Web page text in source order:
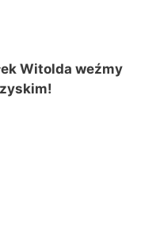
Witolda weźmy